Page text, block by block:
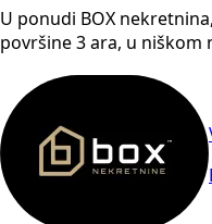
U ponudi BOX
površine 3 ara, u niškom